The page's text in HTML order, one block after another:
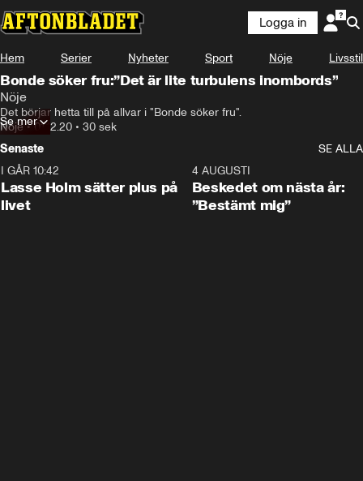
Logga in
Hem Serier Nyheter Sport Nöje Livsstil
Bonde söker fru:”Det är lite turbulens inombords”
Nöje
Det börjar hetta till på allvar i "Bonde söker fru".
Nöje•01.12.20 • 30 sek
Se mer
Senaste
SE ALLA
I GÅR 10:42
Lasse Holm sätter plus på
livet
4 AUGUSTI
Beskedet om nästa år:
”Bestämt mig”